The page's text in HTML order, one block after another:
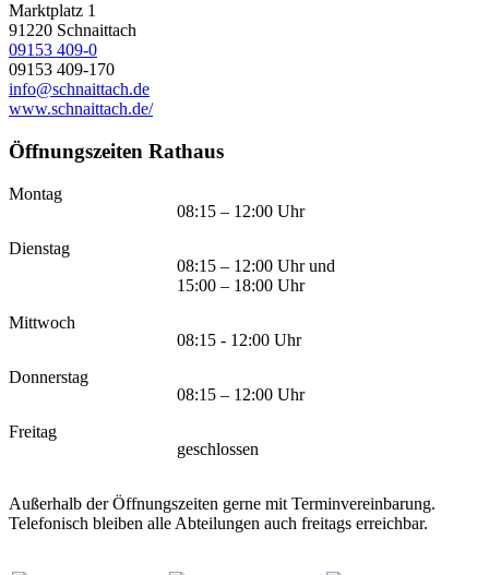
Marktplatz 1
91220 Schnaittach
09153 409-0
09153 409-170
info@schnaittach.de
www.schnaittach.de/
Öffnungszeiten Rathaus
Montag
08:15 – 12:00 Uhr
Dienstag
08:15 – 12:00 Uhr und
15:00 – 18:00 Uhr
Mittwoch
08:15 - 12:00 Uhr
Donnerstag
08:15 – 12:00 Uhr
Freitag
geschlossen
Außerhalb der Öffnungszeiten gerne mit Terminvereinbarung.
Telefonisch bleiben alle Abteilungen auch freitags erreichbar.